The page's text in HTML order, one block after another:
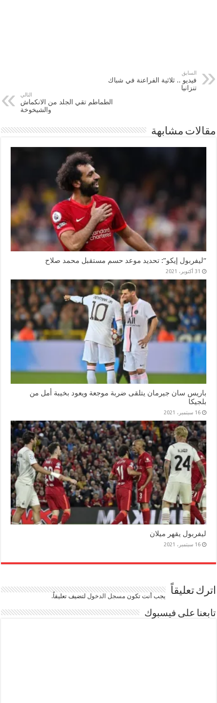
السابق
فيديو .. ثلاثية الفراعنة في شباك
تنزانيا
التالي
الطماطم تقي الجلد من الانكماش
والشيخوخة
مقالات مشابهة
“ليفربول إيكو”: تحديد موعد حسم مستقبل محمد صلاح
31 أكتوبر، 2021
باريس سان جيرمان يتلقى ضربة موجعة ويعود بخيبة أمل من
بلجيكا
16 سبتمبر، 2021
ليفربول يقهر ميلان
16 سبتمبر، 2021
اترك تعليقاً يجب أنت تكون مسجل الدخوللتضيف تعليقاً.
تابعنا على فيسبوك